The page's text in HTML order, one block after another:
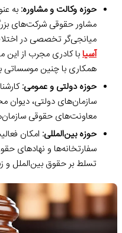
حوزه وکالت و مشاوره: به
مشاور حقوقی شرکت‌های
میانجی‌گر تخصصی در
آسیابا کادری مجرب از
همکاری با چنین موسساتی
حوزه دولتی و عمومی:
سازمان‌های دولتی، دیوان
معاونت‌های حقوقی
حوزه بین‌المللی: امکان
سفارتخانه‌ها و نهادهای
تسلط بر حقوق بین‌الملل و